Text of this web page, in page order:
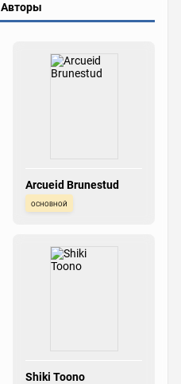
Авторы
Arcueid Brunestud
основной
Shiki Toono